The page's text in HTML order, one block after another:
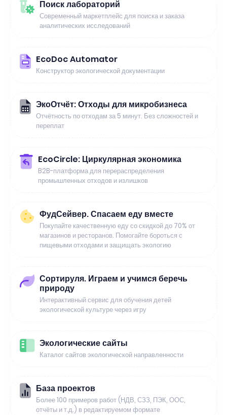
Поиск лабораторий
Современный маркетплейс для поиска и заказа
аналитических исследований
EcoDoc Automator
Конструктор экологической документации
ЭкоОтчёт: Отходы для микробизнеса
Отчётность по отходам за 5 минут. Без сложностей и
переплат
EcoCircle: Циркулярная экономика
B2B-платформа для перераспределения
промышленных отходов и излишков
ФудСейвер. Спасаем еду вместе
Покупайте качественную еду со скидкой до 70% от
магазинов и ресторанов. Помогайте бороться с
пищевыми отходами и защищать экологию
Сортируля. Играем и учимся беречь
природу
Интерактивный сервис для обучения детей
экологической культуре через игру
Экологические сайты
Каталог сайтов экологической направленности
База проектов
Более 100 примеров работ (НДВ, СЗЗ, ПЭК, ООС,
отчёты и т.д.) в редактируемом формате